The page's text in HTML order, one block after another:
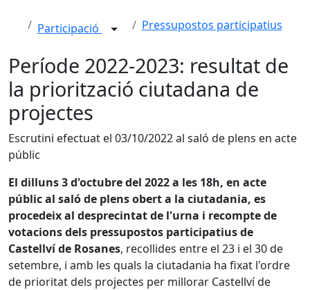
Participació Pressupostos participatius
Període 2022-2023: resultat de
la priorització ciutadana de
projectes
Escrutini efectuat el 03/10/2022 al saló de plens en acte
públic
El dilluns 3 d'octubre del 2022 a les 18h, en acte
públic al saló de plens obert a la ciutadania, es
procedeix al desprecintat de l'urna i recompte de
votacions dels pressupostos participatius de
Castellví de Rosanes, recollides entre el 23 i el 30 de
setembre, i amb les quals la ciutadania ha fixat l'ordre
de prioritat dels projectes per millorar Castellví de